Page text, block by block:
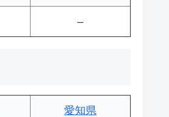
–
愛知県